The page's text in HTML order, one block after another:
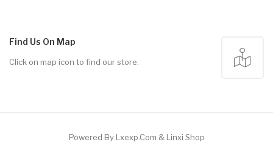
Find Us On Map
Click on map icon to find our store.
Powered By Lxexp.com & Linxi Shop